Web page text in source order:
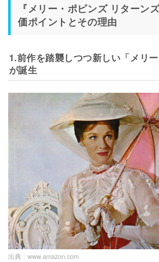
『メリー・ポピンズ リターン
価ポイントとその理由
1.前作を踏襲しつつ新しい「メリー
が誕生
出典 : www.amazon.com